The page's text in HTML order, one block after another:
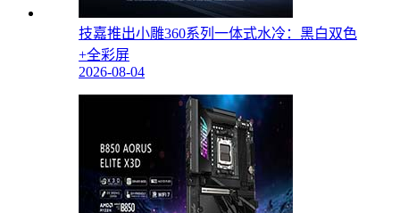
技嘉推出小雕360系列一体式水冷：黑白双色
+全彩屏
2026-08-04